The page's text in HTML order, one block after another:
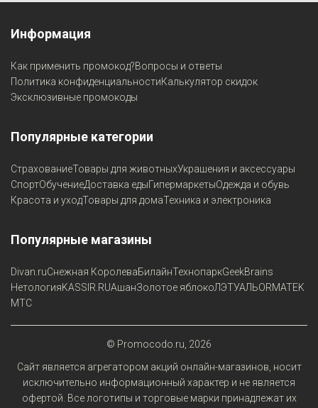
Информация
Как применить промокод?Вопросы и ответы
Политика конфиденциальностиКалькулятор скидок
Эксклюзивные промокоды
Популярные категории
СтрахованиеТовары для животныхУкрашения и аксессуары
СпортОбучениеДоставка едыГипермаркетыОдежда и обувь
Красота и уходТовары для домаТехника и электроника
Популярные магазины
Divan.ruСнежная КоролеваБилайнТехнопаркGeekBrains
НетологияKASSIR.RUАшанЗолотое яблокоЛЭТУАЛЬORMATEK
МТС
© Promocodo.ru, 2026
Сайт является агрегатором акций онлайн-магазинов, носит
исключительно информационный характер и не является
офертой. Все логотипы и торговые марки принадлежат их